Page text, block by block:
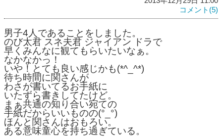
コメント(5)
男子4人であることをしました。
のび太君 スネ夫君 ジャイアン ドラで
早くみんなに観てもらいたいなぁ。
なかなかっ！
いや！とても良い感じかも(*^_^*)
待ち時間に関さんが
わさが書いてるお手紙に
いたずら書きしてたけど。
まぁ共通の知り合い宛ての
手紙だからいいものの(°_°)
ほんと関さんはおもろい。
ある意味童心を持ち過ぎている。